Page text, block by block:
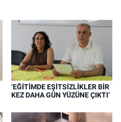
‘EĞİTİMDE EŞİTSİZLİKLER BİR
KEZ DAHA GÜN YÜZÜNE ÇIKTI’